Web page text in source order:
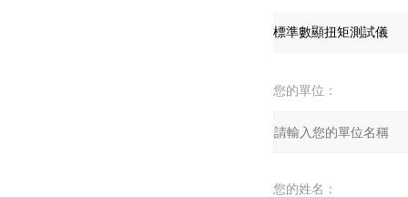
您的單位：
您的姓名：